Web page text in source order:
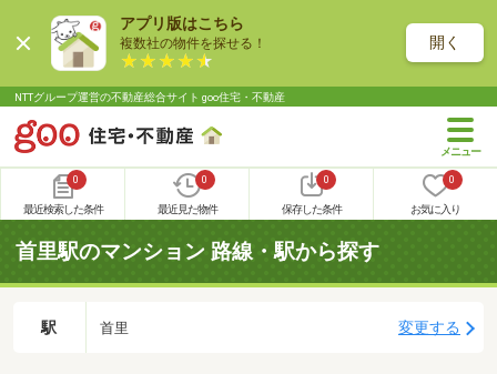
アプリ版はこちら
複数社の物件を探せる！ 開く
NTTグループ運営の不動産総合サイト goo住宅・不動産
0
最近検索した条件
0
最近見た物件
0
保存した条件
0
お気に入り
首里駅のマンション 路線・駅から探す
駅 首里 変更する